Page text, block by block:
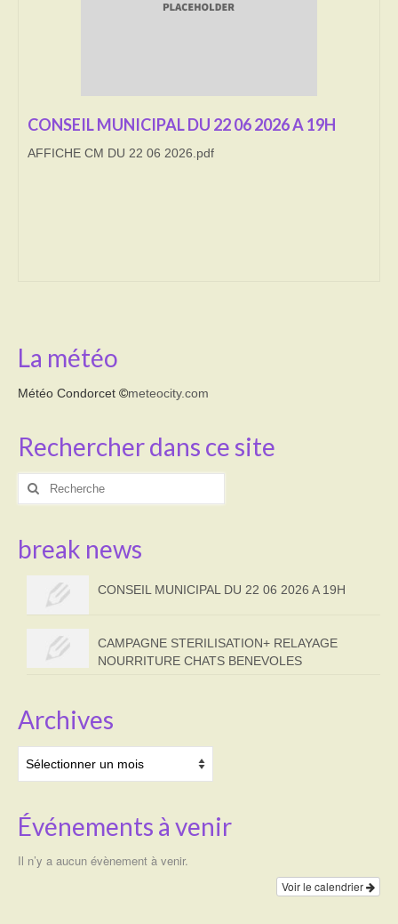
Correspondants de presse
CONSEIL MUNICIPAL DU 22 06 2026 A 19H
AFFICHE CM DU 22 06 2026.pdf
La météo
Météo Condorcet ©meteocity.com
Rechercher dans ce site
Rechercher
break news
CONSEIL MUNICIPAL DU 22 06 2026 A 19H
CAMPAGNE STERILISATION+ RELAYAGE
NOURRITURE CHATS BENEVOLES
Archives
Événements à venir
Il n’y a aucun évènement à venir.
Voir le calendrier